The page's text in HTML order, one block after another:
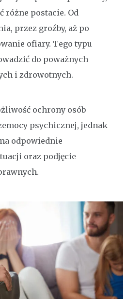
różne postacie. Od
przez groźby, aż po
ofiary. Tego typu
do poważnych
i zdrowotnych.
ochrony osób
psychicznej, jednak
odpowiednie
oraz podjęcie